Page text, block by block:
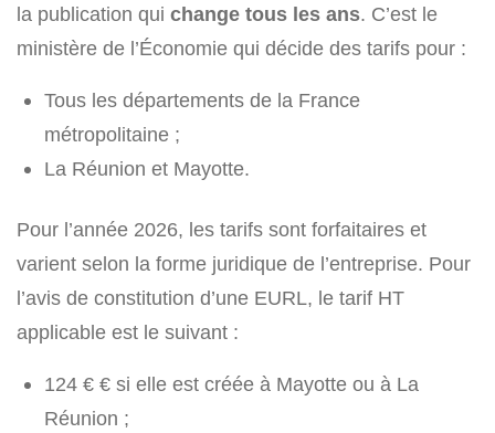
la publication qui change tous les ans. C’est le
ministère de l’Économie qui décide des tarifs pour :
Tous les départements de la France
métropolitaine ;
La Réunion et Mayotte.
Pour l’année 2026, les tarifs sont forfaitaires et
varient selon la forme juridique de l’entreprise. Pour
l’avis de constitution d’une EURL, le tarif HT
applicable est le suivant :
124 € € si elle est créée à Mayotte ou à La
Réunion ;